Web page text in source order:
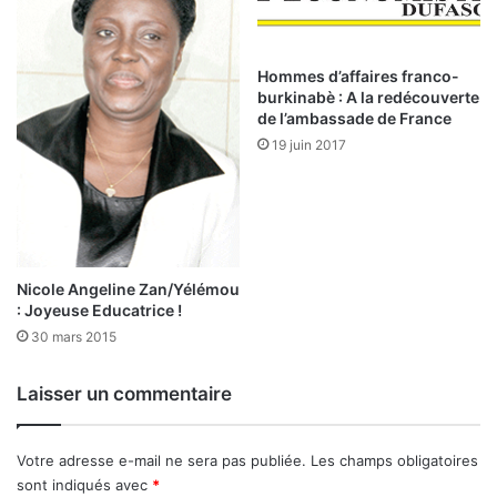
E
E
S
N
N
A
E
S
D
U
Nicole Angeline Zan/Yélémou
: Joyeuse Educatrice !
30 mars 2015
Hommes d’affaires franco-
burkinabè : A la redécouverte
de l’ambassade de France
19 juin 2017
Laisser un commentaire
Votre adresse e-mail ne sera pas publiée. Les champs obligatoires
sont indiqués avec *